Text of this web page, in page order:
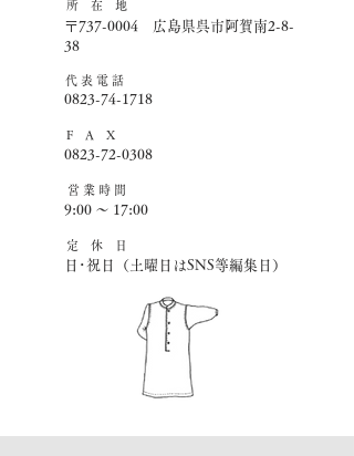
所 在 地
〒737-0004 広島県呉市阿賀南2-8-
38
​代 表 電 話
0823-74-1718
F A X
0823-72-0308
営 業 時 間
9:00 ～ 17:00
​定 休 日
日･祝日（土曜日はSNS等編集日）